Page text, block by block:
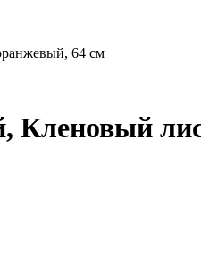
64 см
Кленовый